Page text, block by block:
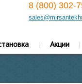
8 (800) 302-
Акции